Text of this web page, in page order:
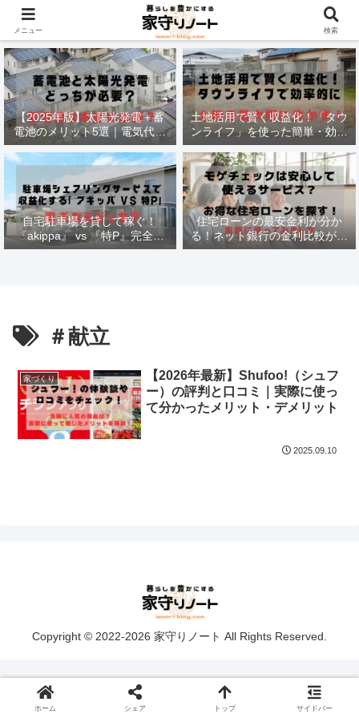
材木価格と流通状況！
【2025年版】太陽光発電＋蓄
電池のメリット5選｜電気代削
減・停電対策も徹底解説
土地活用で賢く収益化！「タウ
ンライフ」を使った簡単・効率
的な方法
自宅駐車場を貸して稼ぐ！
『akippa』 vs 『特P』完全比
較で最適な選択法
住宅ローンの最安金利が分か
る！ネット銀行の金利比較がで
きる
＃献立
家づくり
【2026年最新】Shufoo!（シュフ
ー）の評判と口コミ｜実際に使っ
て分かったメリット・デメリット
2025.09.10
Copyright © 2022-2026 家守りノート All Rights Reserved.
メニュー 検索
ホーム シェア トップ サイドバー